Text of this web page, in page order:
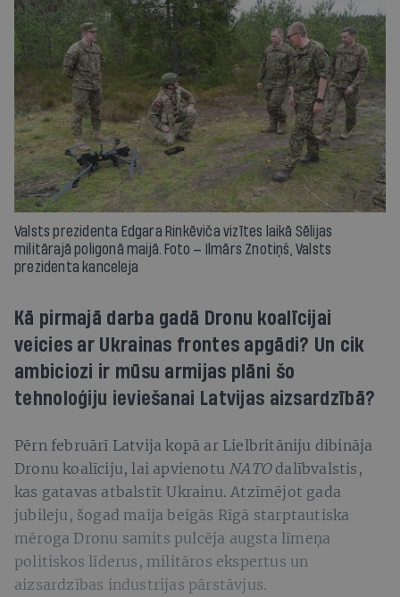
Valsts prezidenta Edgara Rinkēviča vizītes laikā Sēlijas
militārajā poligonā maijā. Foto — Ilmārs Znotiņš, Valsts
prezidenta kanceleja
Kā pirmajā darba gadā Dronu koalīcijai
veicies ar Ukrainas frontes apgādi? Un cik
ambiciozi ir mūsu armijas plāni šo
tehnoloģiju ieviešanai Latvijas aizsardzībā?
Pērn februārī Latvija kopā ar Lielbritāniju dibināja
Dronu koalīciju, lai apvienotu NATOdalībvalstis,
kas gatavas atbalstīt Ukrainu. Atzīmējot gada
jubileju, šogad maija beigās Rīgā starptautiska
mēroga Dronu samits pulcēja augsta līmeņa
politiskos līderus, militāros ekspertus un
aizsardzības industrijas pārstāvjus.